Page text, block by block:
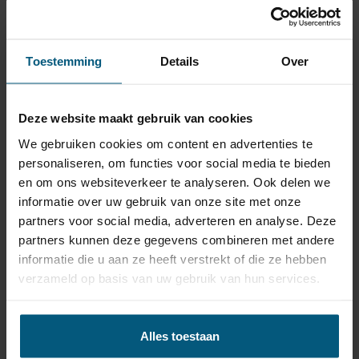
Toestemming Details Over
Deze website maakt gebruik van cookies
We gebruiken cookies om content en advertenties te
personaliseren, om functies voor social media te bieden
en om ons websiteverkeer te analyseren. Ook delen we
informatie over uw gebruik van onze site met onze
partners voor social media, adverteren en analyse. Deze
partners kunnen deze gegevens combineren met andere
informatie die u aan ze heeft verstrekt of die ze hebben
verzameld op basis van uw gebruik van hun services.
Alles toestaan
aandrijving 5 deurs, Combi | 11/1999 - 12/2004
Je trekhaak met kabelset goedkoop
Vierwiel aandrijving 5 deurs, Combi doe
je hier!
Maak de keuze uit een afneembare of vaste trekhaak:
Eenvaste trekhaak:
- is goedkoper in aanschaf en is makkelijk in gebruik.
- fietsendrager kan direct aan de trekhaak gekoppeld
worden.
Deafneembare trekhaak:
-de trekhaak kogel ligt opgeborgen in de kofferbak als